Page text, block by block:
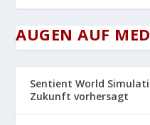
AUGEN AUF
Sentient World
Zukunft vorhersagt